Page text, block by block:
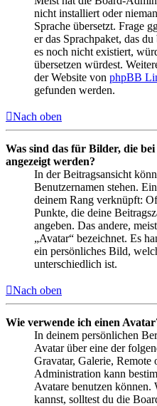
nicht installiert oder
Sprache übersetzt. Frage
er das Sprachpaket, das
es noch nicht existiert,
übersetzen würdest.
der Website von phpBB
gefunden werden.
Nach oben
Was sind das für Bilder, die
angezeigt werden?
In der Beitragsansicht
Benutzernamen stehen.
deinem Rang verknüpft:
Punkte, die deine
angeben. Das andere,
„Avatar“ bezeichnet. Es
ein persönliches Bild,
unterschiedlich ist.
Nach oben
Wie verwende ich einen
In deinem persönlichen
Avatar über eine der
Gravatar, Galerie,
Administration kann
Avatare benutzen können.
kannst, solltest du die